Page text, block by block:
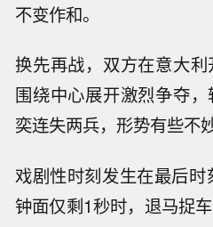
不变作和。
换先再战，双方在意大
围绕中心展开激烈争夺
奕连失两兵，形势有些不妙
戏剧性时刻发生在最后
钟面仅剩1秒时，退马捉